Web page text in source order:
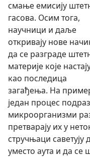
смање емисију
гасова. Осим тога,
научници и даље
откривају нове
да се разграде
материје које
као последица
загађења. На
један процес
микроорганизми
претварају их у
стручњаци
уместо аута и да се